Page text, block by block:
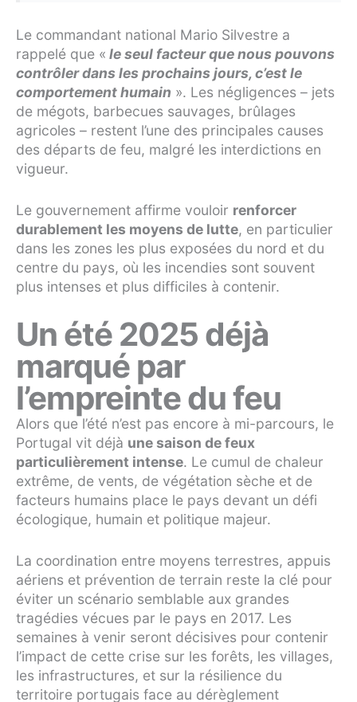
Le commandant national Mario Silvestre a
rappelé que « le seul facteur que nous pouvons
contrôler dans les prochains jours, c’est le
comportement humain ». Les négligences – jets
de mégots, barbecues sauvages, brûlages
agricoles – restent l’une des principales causes
des départs de feu, malgré les interdictions en
vigueur.
Le gouvernement affirme vouloir renforcer
durablement les moyens de lutte, en particulier
dans les zones les plus exposées du nord et du
centre du pays, où les incendies sont souvent
plus intenses et plus difficiles à contenir.
Un été 2025 déjà
marqué par
l’empreinte du feu
Alors que l’été n’est pas encore à mi-parcours, le
Portugal vit déjà une saison de feux
particulièrement intense. Le cumul de chaleur
extrême, de vents, de végétation sèche et de
facteurs humains place le pays devant un défi
écologique, humain et politique majeur.
La coordination entre moyens terrestres, appuis
aériens et prévention de terrain reste la clé pour
éviter un scénario semblable aux grandes
tragédies vécues par le pays en 2017. Les
semaines à venir seront décisives pour contenir
l’impact de cette crise sur les forêts, les villages,
les infrastructures, et sur la résilience du
territoire portugais face au dérèglement